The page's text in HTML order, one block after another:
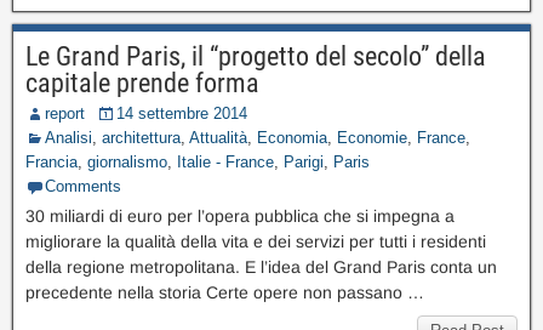
Le Grand Paris, il “progetto del secolo” della
capitale prende forma
report
14 settembre 2014
Analisi, architettura, Attualità, Economia, Economie, France,
Francia, giornalismo, Italie - France, Parigi, Paris
Comments
30 miliardi di euro per l’opera pubblica che si impegna a
migliorare la qualità della vita e dei servizi per tutti i residenti
della regione metropolitana. E l’idea del Grand Paris conta un
precedente nella storia Certe opere non passano …